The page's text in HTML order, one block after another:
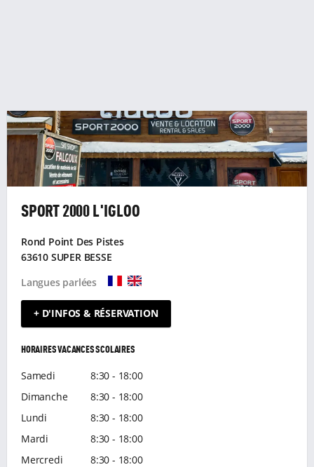
SPORT 2000 L'IGLOO
Rond Point Des Pistes
63610 SUPER BESSE
Langues parlées
+ D'INFOS & RÉSERVATION
HORAIRES VACANCES SCOLAIRES
Samedi
8:30 - 18:00
Dimanche
8:30 - 18:00
Lundi
8:30 - 18:00
Mardi
8:30 - 18:00
Mercredi
8:30 - 18:00